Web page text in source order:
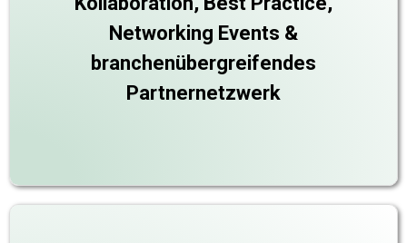
Networking Events &
branchenübergreifendes
Partnernetzwerk
Austauschmöglichkeiten, bauen ein
Partnernetzwerk auf und entwickeln
kontinuierlich die öffentlich zugängliche